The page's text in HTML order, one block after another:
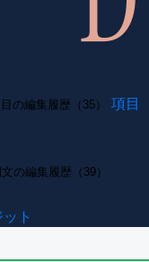
の編集履歴（35）
項目
の編集履歴（39）
ト